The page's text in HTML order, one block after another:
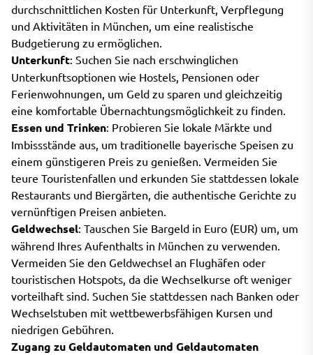
durchschnittlichen Kosten für Unterkunft, Verpflegung
und Aktivitäten in München, um eine realistische
Budgetierung zu ermöglichen.
Unterkunft: Suchen Sie nach erschwinglichen
Unterkunftsoptionen wie Hostels, Pensionen oder
Ferienwohnungen, um Geld zu sparen und gleichzeitig
eine komfortable Übernachtungsmöglichkeit zu finden.
Essen und Trinken: Probieren Sie lokale Märkte und
Imbissstände aus, um traditionelle bayerische Speisen zu
einem günstigeren Preis zu genießen. Vermeiden Sie
teure Touristenfallen und erkunden Sie stattdessen lokale
Restaurants und Biergärten, die authentische Gerichte zu
vernünftigen Preisen anbieten.
Geldwechsel: Tauschen Sie Bargeld in Euro (EUR) um, um
während Ihres Aufenthalts in München zu verwenden.
Vermeiden Sie den Geldwechsel an Flughäfen oder
touristischen Hotspots, da die Wechselkurse oft weniger
vorteilhaft sind. Suchen Sie stattdessen nach Banken oder
Wechselstuben mit wettbewerbsfähigen Kursen und
niedrigen Gebühren.
Zugang zu Geldautomaten und Geldautomaten